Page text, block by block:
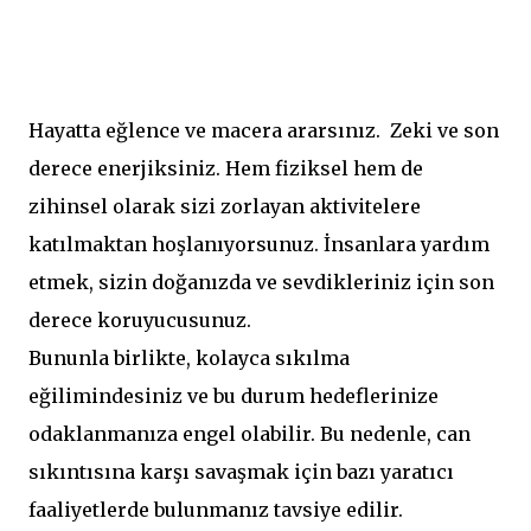
Hayatta eğlence ve macera ararsınız. Zeki ve son
derece enerjiksiniz. Hem fiziksel hem de
zihinsel olarak sizi zorlayan aktivitelere
katılmaktan hoşlanıyorsunuz. İnsanlara yardım
etmek, sizin doğanızda ve sevdikleriniz için son
derece koruyucusunuz.
Bununla birlikte, kolayca sıkılma
eğilimindesiniz ve bu durum hedeflerinize
odaklanmanıza engel olabilir. Bu nedenle, can
sıkıntısına karşı savaşmak için bazı yaratıcı
faaliyetlerde bulunmanız tavsiye edilir.